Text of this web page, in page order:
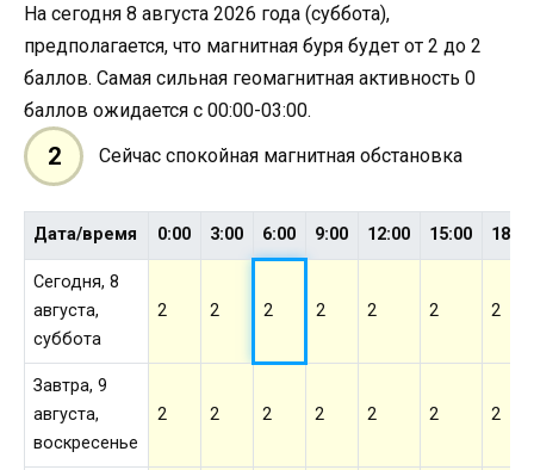
На сегодня 8 августа 2026 года (суббота),
предполагается, что магнитная буря будет от 2 до 2
баллов. Самая сильная геомагнитная активность 0
баллов ожидается с 00:00-03:00.
2 Сейчас спокойная магнитная обстановка
Дата/время 0:00 3:00 6:00 9:00 12:00 15:00 18:00
Сегодня, 8
августа,
суббота
2 2 2 2 2 2 2
Завтра, 9
августа,
воскресенье
2 2 2 2 2 2 2